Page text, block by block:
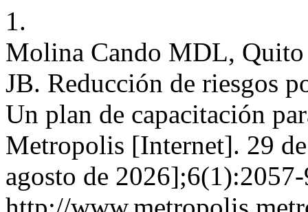
1.
Molina Cando MDL, Quito
JB. Reducción de riesgos
Un plan de capacitación
Metropolis [Internet]. 29
agosto de